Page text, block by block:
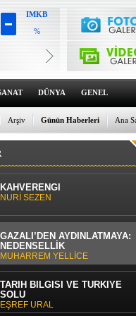
IMKB
%
6658.57
%2.75
Dolar
47.6968
%0.09
Euro
55.1718
%0.21
DÜNYA GENEL
Ana
Günün Haberleri
Arşiv
KAHVERENGİ
NURİ SEZEN
GAZÂLÎ’DEN AYDINLATMAYA:
NEDENSELLİK
MUHARREM YELLİCE
TARİH BİLGİSİ VE TÜRKİYE
SOLU
EŞREF URAL